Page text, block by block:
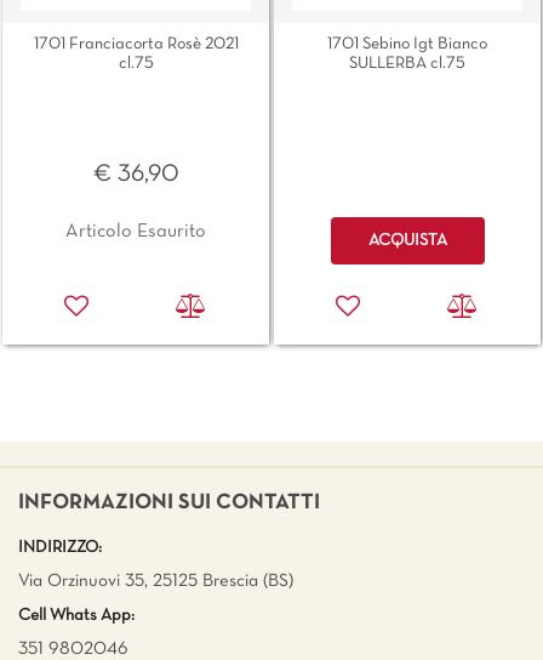
1701 Franciacorta Rosè 2021
cl.75
€ 36,90
Articolo Esaurito
1701 Sebino Igt Bianco
SULLERBA cl.75
Quantità
ACQUISTA
INFORMAZIONI SUI CONTATTI
INDIRIZZO:
Via Orzinuovi 35, 25125 Brescia (BS)
Cell Whats App:
351 9802046